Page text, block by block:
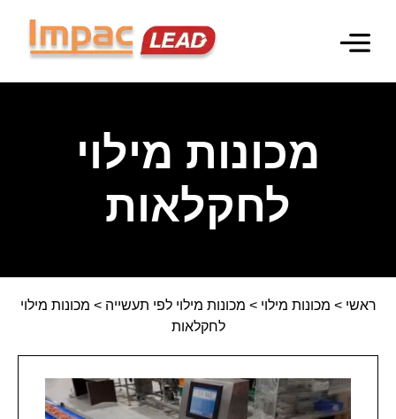
מכונות מילוי
לחקלאות
ראשי > מכונות מילוי > מכונות מילוי לפי תעשייה > מכונות מילוי
לחקלאות